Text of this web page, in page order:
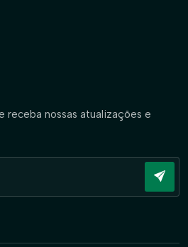
receba nossas atualizações e